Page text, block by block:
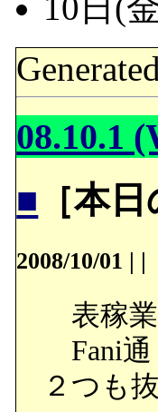
10日(
08.10.1
■ ［本
2008/10/01 | |
表稼業
Fani通
２つも